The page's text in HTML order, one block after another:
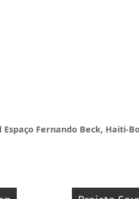
Espaço Fernando Beck, Haiti-